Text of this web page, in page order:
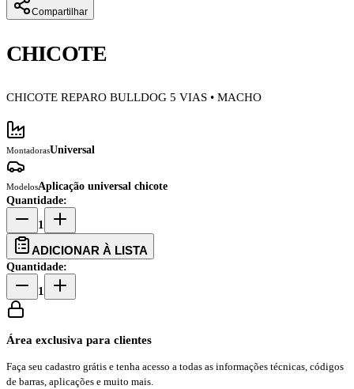
Compartilhar
CHICOTE
CHICOTE REPARO BULLDOG 5 VIAS • MACHO
MontadorasUniversal
ModelosAplicação universal chicote
Quantidade:
1
ADICIONAR À LISTA
Quantidade:
1
Área exclusiva para clientes
Faça seu cadastro grátis e tenha acesso a todas as informações técnicas, códigos
de barras, aplicações e muito mais.